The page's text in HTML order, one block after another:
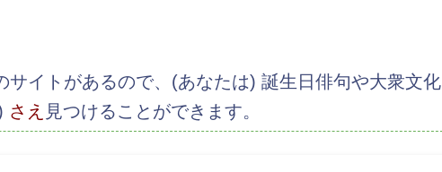
サイトがあるので、(あなたは) 誕生日俳句や大衆文化
さえ 見つけることができます。